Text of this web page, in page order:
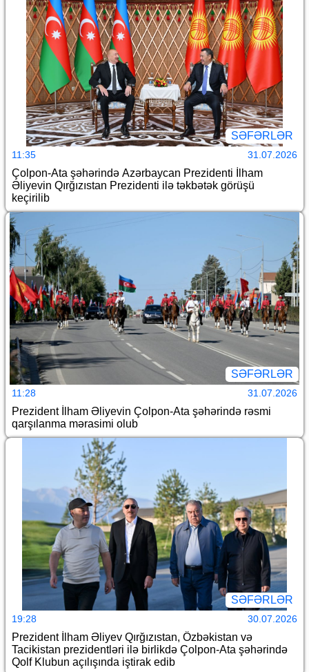
SƏFƏRLƏR
11:35 31.07.2026
Çolpon-Ata şəhərində Azərbaycan Prezidenti İlham
Əliyevin Qırğızıstan Prezidenti ilə təkbətək görüşü
keçirilib
SƏFƏRLƏR
11:28 31.07.2026
Prezident İlham Əliyevin Çolpon-Ata şəhərində rəsmi
qarşılanma mərasimi olub
SƏFƏRLƏR
19:28 30.07.2026
Prezident İlham Əliyev Qırğızıstan, Özbəkistan və
Tacikistan prezidentləri ilə birlikdə Çolpon-Ata şəhərində
Qolf Klubun açılışında iştirak edib